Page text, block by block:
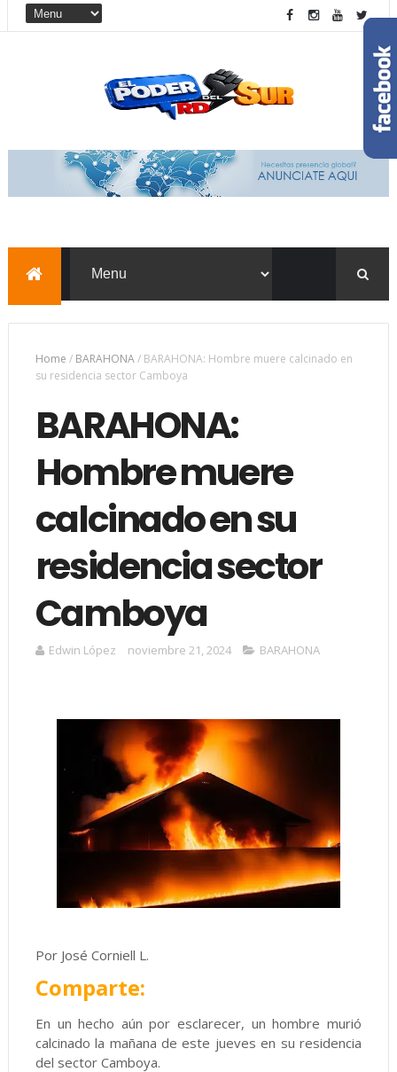
Home / BARAHONA/ BARAHONA: Hombre muere calcinado en
su residencia sector Camboya
BARAHONA:
Hombre muere
calcinado en su
residencia sector
Camboya
Edwin López noviembre 21, 2024 BARAHONA
Por José Corniell L.
Comparte:
En un hecho aún por esclarecer, un hombre murió
calcinado la mañana de este jueves en su residencia
del sector Camboya.